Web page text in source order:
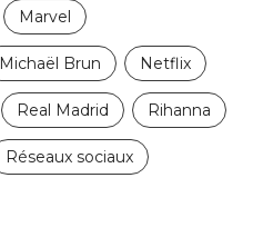
Marvel
Michaël Brun Netflix
Real Madrid Rihanna
Réseaux sociaux